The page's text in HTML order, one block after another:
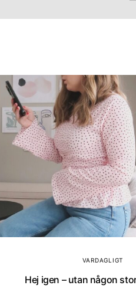
VARDAGLIGT
Hej igen – utan någon